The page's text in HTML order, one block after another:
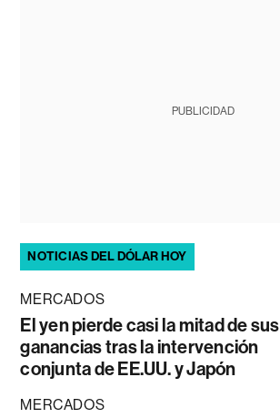
PUBLICIDAD
NOTICIAS DEL DÓLAR HOY
MERCADOS
El yen pierde casi la mitad de sus
ganancias tras la intervención
conjunta de EE.UU. y Japón
MERCADOS